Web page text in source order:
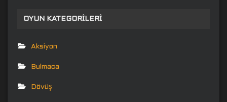
OYUN KATEGORILERI
Aksiyon
Bulmaca
Dövüş